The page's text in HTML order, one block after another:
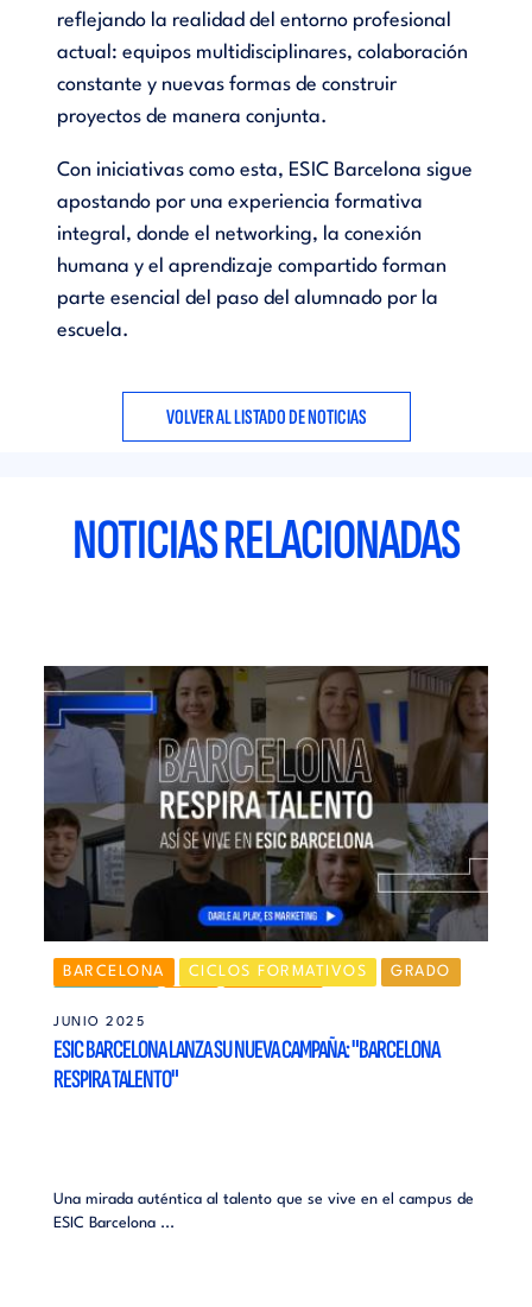
reflejando la realidad del entorno profesional
actual: equipos multidisciplinares, colaboración
constante y nuevas formas de construir
proyectos de manera conjunta.
Con iniciativas como esta, ESIC Barcelona sigue
apostando por una experiencia formativa
integral, donde el networking, la conexión
humana y el aprendizaje compartido forman
parte esencial del paso del alumnado por la
escuela.
VOLVER AL LISTADO DE NOTICIAS
NOTICIAS RELACIONADAS
BARCELONA CICLOS FORMATIVOS
GRADO
JUNIO 2025
ESIC BARCELONA LANZA SU NUEVA CAMPAÑA: "BARCELONA
RESPIRA TALENTO"
Una mirada auténtica al talento que se vive en el campus de
ESIC Barcelona ...